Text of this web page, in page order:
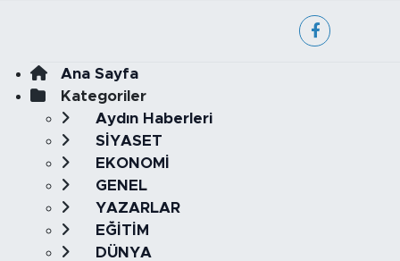
Ana Sayfa
Kategoriler
Aydın Haberleri
SİYASET
EKONOMİ
GENEL
YAZARLAR
EĞİTİM
DÜNYA